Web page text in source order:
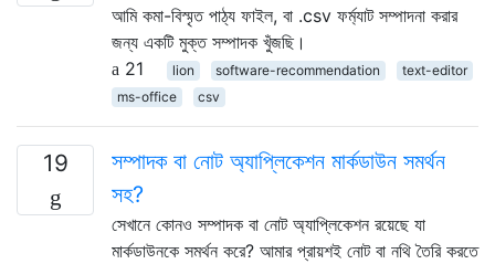
আমি কমা-বিস্মৃত পাঠ্য ফাইল, বা .csv ফর্ম্যাট সম্পাদনা করার
জন্য একটি মুক্ত সম্পাদক খুঁজছি।
21
lion software-recommendation
text-editor
ms-office
csv
19
সম্পাদক বা নোট অ্যাপ্লিকেশন মার্কডাউন সমর্থন
সহ?
সেখানে কোনও সম্পাদক বা নোট অ্যাপ্লিকেশন রয়েছে যা
মার্কডাউনকে সমর্থন করে? আমার প্রায়শই নোট বা নথি তৈরি করতে